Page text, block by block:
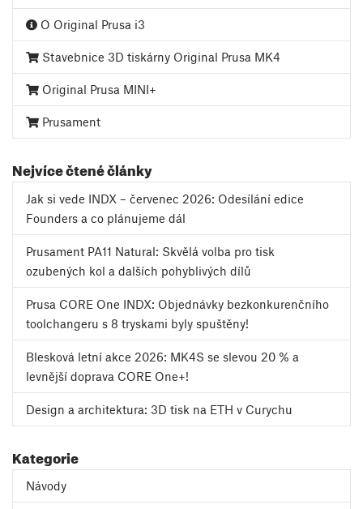
O Original Prusa i3
Stavebnice 3D tiskárny Original Prusa MK4
Original Prusa MINI+
Prusament
Nejvíce čtené články
Jak si vede INDX – červenec 2026: Odesílání edice
Founders a co plánujeme dál
Prusament PA11 Natural: Skvělá volba pro tisk
ozubených kol a dalších pohyblivých dílů
Prusa CORE One INDX: Objednávky bezkonkurenčního
toolchangeru s 8 tryskami byly spuštěny!
Blesková letní akce 2026: MK4S se slevou 20 % a
levnější doprava CORE One+!
Design a architektura: 3D tisk na ETH v Curychu
Kategorie
Návody